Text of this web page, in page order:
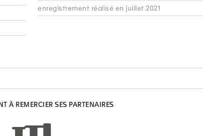
enregistrement réalisé en juillet 2021
À REMERCIER SES PARTENAIRES